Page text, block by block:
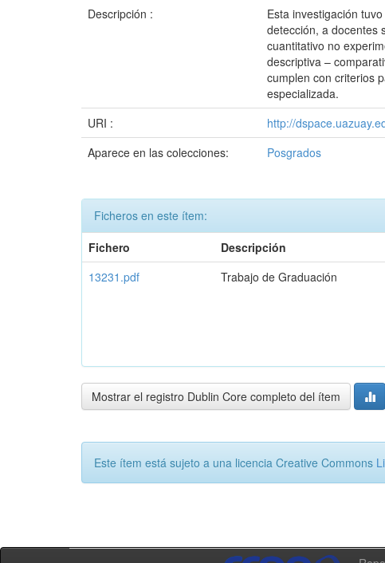
Descripción :
Esta investigación
detección, a docentes
cuantitativo no
descriptiva –
cumplen con criterios
especializada.
URI :
http://
Aparece en las colecciones:
Posgrados
Ficheros en este ítem:
Fichero
Descripción
13231.pdf
Trabajo de Graduación
Mostrar el registro Dublin Core completo del ítem
Este ítem está sujeto a una licencia Creative Commons